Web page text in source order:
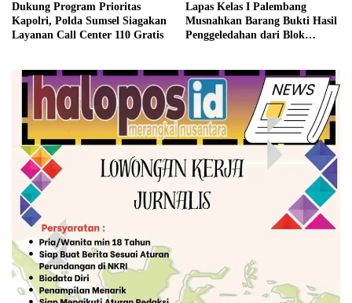
Dukung Program Prioritas
Kapolri, Polda Sumsel Siagakan
Layanan Call Center 110 Gratis
Lapas Kelas I Palembang
Musnahkan Barang Bukti Hasil
Penggeledahan dari Blok